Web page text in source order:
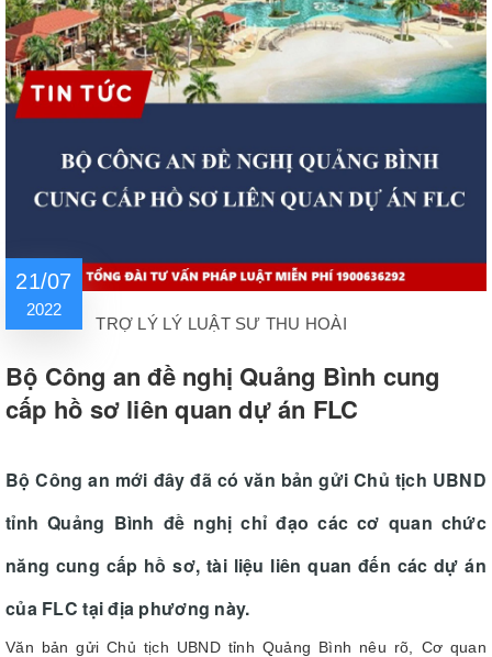
21/07
2022
TRỢ LÝ LÝ LUẬT SƯ THU HOÀI
Bộ Công an đề nghị Quảng Bình cung
cấp hồ sơ liên quan dự án FLC
Bộ Công an mới đây đã có văn bản gửi Chủ tịch UBND
tỉnh Quảng Bình đề nghị chỉ đạo các cơ quan chức
năng cung cấp hồ sơ, tài liệu liên quan đến các dự án
của FLC tại địa phương này.
Văn bản gửi Chủ tịch UBND tỉnh Quảng Bình nêu rõ, Cơ quan